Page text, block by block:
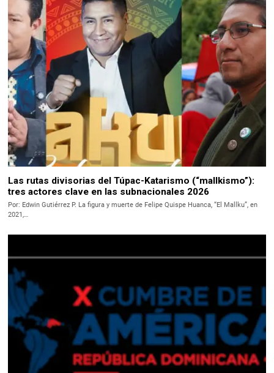
Las rutas divisorias del Túpac-Katarismo (“mallkismo”):
tres actores clave en las subnacionales 2026
Por: Edwin Gutiérrez P. La figura y muerte de Felipe Quispe Huanca, “El Mallku”, en
2021,…